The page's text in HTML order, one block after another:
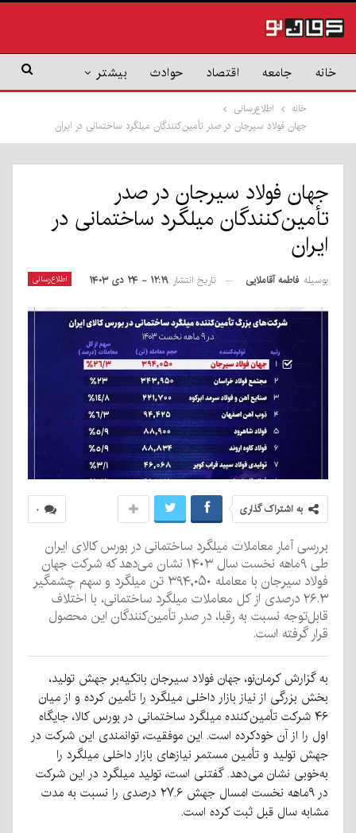
خانه جامعه اقتصاد حوادث بیشتر
خانه
اطلاع‌رسانی
جهان فولاد سیرجان در صدر تأمین‌کنندگان میلگرد ساختمانی در ایران
جهان فولاد سیرجان در صدر
تأمین‌کنندگان میلگرد ساختمانی در
ایران
اطلاع‌رسانی بوسیله فاطمه آقاملایی تاریخ انتشار ۱۲:۱۹ - ۲۴ دی ۱۴۰۳
۰ به اشتراک گذاری
بررسی آمار معاملات میلگرد ساختمانی در بورس کالای ایران
طی ۹ماهه نخست سال ۱۴۰۳ نشان می‌دهد که شرکت جهان
فولاد سیرجان با معامله ۳۹۴,۰۵۰ تن میلگرد و سهم چشمگیر
۲۶.۳ درصدی از کل معاملات میلگرد ساختمانی، با اختلاف
قابل‌توجه نسبت به رقبا، در صدر تأمین‌کنندگان این محصول
قرار گرفته است.
به گزارش کرمان‌نو، جهان فولاد سیرجان باتکیه‌بر جهش تولید،
بخش بزرگی از نیاز بازار داخلی میلگرد را تأمین کرده و از میان
۴۶ شرکت تأمین‌کننده میلگرد ساختمانی در بورس کالا، جایگاه
اول را از آن خودکرده است. این موفقیت، توانمندی این شرکت در
جهش تولید و تأمین مستمر نیازهای بازار داخلی میلگرد را
به‌خوبی نشان می‌دهد. گفتنی است، تولید میلگرد در این شرکت
در ۹ماهه نخست امسال جهش ۲۷.۶ درصدی را نسبت به مدت
مشابه سال قبل ثبت کرده است.